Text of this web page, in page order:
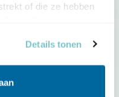
of die ze hebben
Details tonen